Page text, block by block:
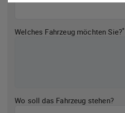
Welches Fahrzeug möchten Sie?*
Wo soll das Fahrzeug stehen?